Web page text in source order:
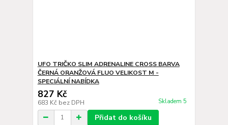
UFO TRIČKO SLIM ADRENALINE CROSS BARVA
ČERNÁ ORANŽOVÁ FLUO VELIKOST M -
SPECIÁLNÍ NABÍDKA
827 Kč
683 Kč bez DPH Skladem 5
Přidat do košíku